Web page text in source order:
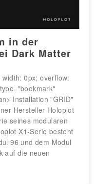
in der
Dark Matter
0px; overflow:
Installation "GRID"
Hersteller Holoplot
seines modularen
X1-Serie besteht
96 und dem Modul
auf die neuen